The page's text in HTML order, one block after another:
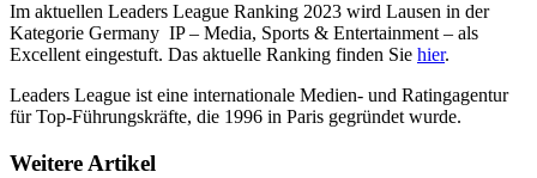
Im aktuellen Leaders League Ranking 2023 wird Lausen in der
Kategorie Germany IP – Media, Sports & Entertainment – als
Excellent eingestuft. Das aktuelle Ranking finden Sie hier.
Leaders League ist eine internationale Medien- und Ratingagentur
für Top-Führungskräfte, die 1996 in Paris gegründet wurde.
Weitere Artikel